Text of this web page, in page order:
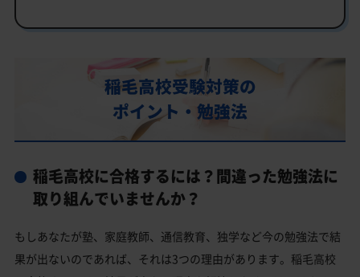
稲毛高校の偏差値
稲毛高校合格に必要な内申点の目安
内申点の計算方法
稲毛高校の所在地・アクセス
稲毛高校受験対策の
ポイント・勉強法
稲毛高校に合格するには？間違った勉強法に
取り組んでいませんか？
もしあなたが塾、家庭教師、通信教育、独学など今の勉強法で結
果が出ないのであれば、それは3つの理由があります。稲毛高校